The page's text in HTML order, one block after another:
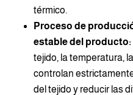
térmico.
Proceso de
estable del producto:
tejido, la temperatura,
controlan
del tejido y reducir las